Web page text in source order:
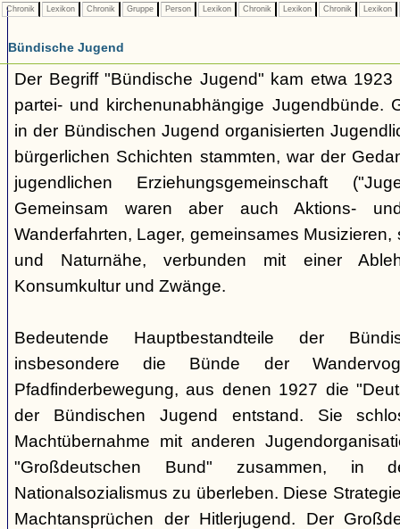
Chronik Lexikon Chronik Gruppe Person Lexikon Chronik Lexikon Chronik Lexikon
Bündische Jugend
Der Begriff "Bündische Jugend" kam etwa
partei- und kirchenunabhängige Jugendbünde.
in der Bündischen Jugend organisierten
bürgerlichen Schichten stammten, war der
jugendlichen Erziehungsgemeinschaft
Gemeinsam waren aber auch Aktions-
Wanderfahrten, Lager, gemeinsames
und Naturnähe, verbunden mit einer
Konsumkultur und Zwänge.
Bedeutende Hauptbestandteile der
insbesondere die Bünde der
Pfadfinderbewegung, aus denen 1927 die
der Bündischen Jugend entstand. Sie
Machtübernahme mit anderen
"Großdeutschen Bund" zusammen,
Nationalsozialismus zu überleben. Diese
Machtansprüchen der Hitlerjugend. Der